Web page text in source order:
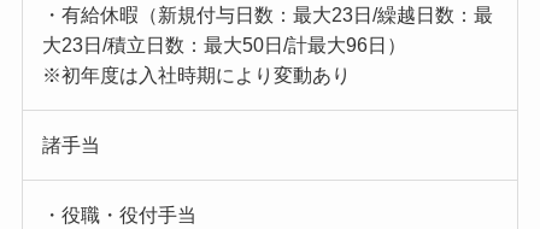
・有給休暇（新規付与日数：最大23日/繰越日数：最
大23日/積立日数：最大50日/計最大96日）
※初年度は入社時期により変動あり
諸手当
・役職・役付手当